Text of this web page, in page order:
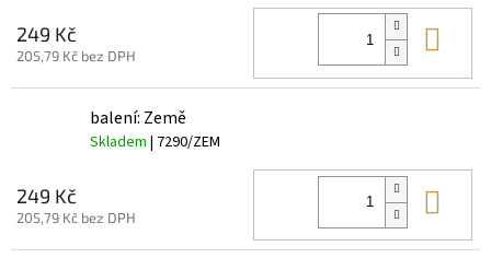
249 Kč
205,79 Kč bez DPH
balení: Země
Skladem | 7290/ZEM
249 Kč
205,79 Kč bez DPH